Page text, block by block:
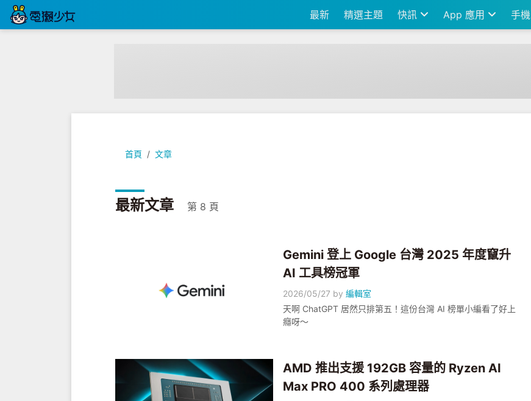
最新 精選主題 快訊 App 應用 手機
首頁 文章
最新文章 第 8 頁
Gemini 登上 Google 台灣 2025 年度竄升
AI 工具榜冠軍
2026/05/27 by編輯室
天啊 ChatGPT 居然只排第五！這份台灣 AI 榜單小編看了好上
癮呀～
AMD 推出支援 192GB 容量的 Ryzen AI
Max PRO 400 系列處理器